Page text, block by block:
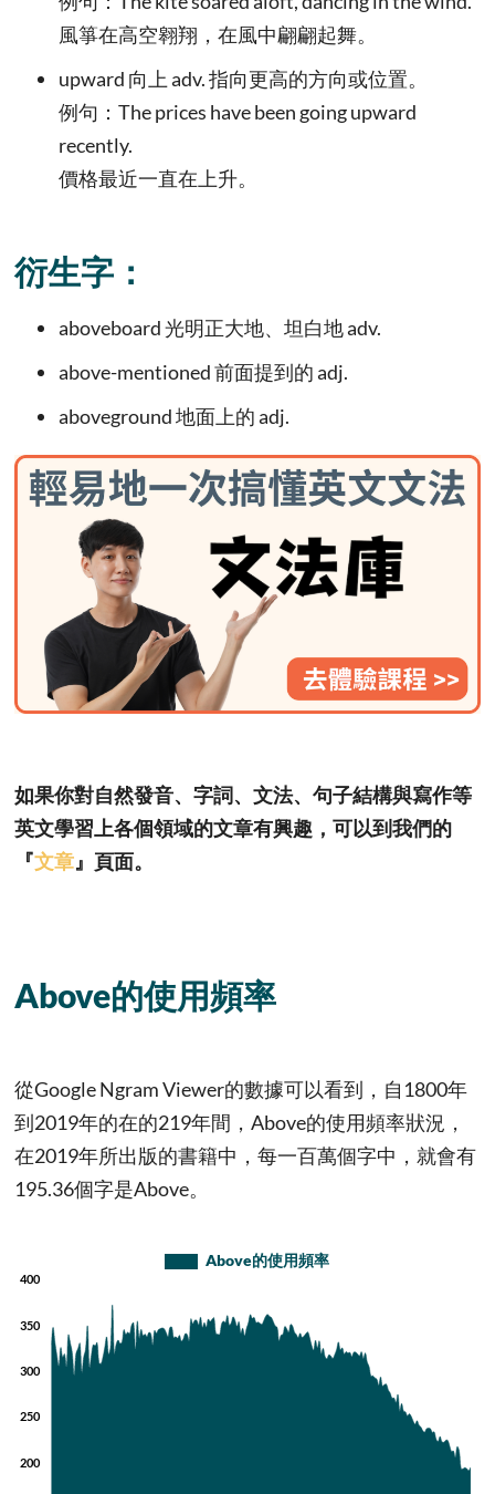
風箏在高空翱翔，在風中翩翩起舞。
upward 向上 adv. 指向更高的方向或位置。
例句：The prices have been going upward
recently.
價格最近一直在上升。
衍生字：
aboveboard 光明正大地、坦白地 adv.
above-mentioned 前面提到的 adj.
aboveground 地面上的 adj.
如果你對自然發音、字詞、文法、句子結構與寫作等
英文學習上各個領域的文章有興趣，可以到我們的
『文章』頁面。
Above的使用頻率
從Google Ngram Viewer的數據可以看到，自1800年
到2019年的在的219年間，Above的使用頻率狀況，
在2019年所出版的書籍中，每一百萬個字中，就會有
195.36個字是Above。